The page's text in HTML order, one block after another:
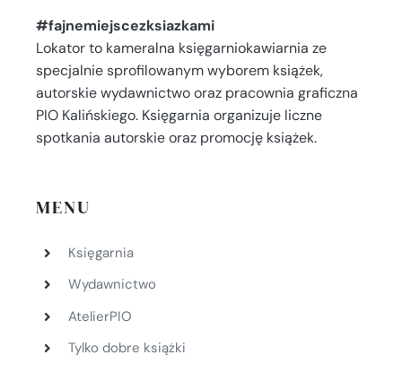
#fajnemiejscezksiazkami
Lokator to kameralna księgarniokawiarnia ze
specjalnie sprofilowanym wyborem książek,
autorskie wydawnictwo oraz pracownia graficzna
PIO Kalińskiego. Księgarnia organizuje liczne
spotkania autorskie oraz promocję książek.
MENU
Księgarnia
Wydawnictwo
AtelierPIO
Tylko dobre książki